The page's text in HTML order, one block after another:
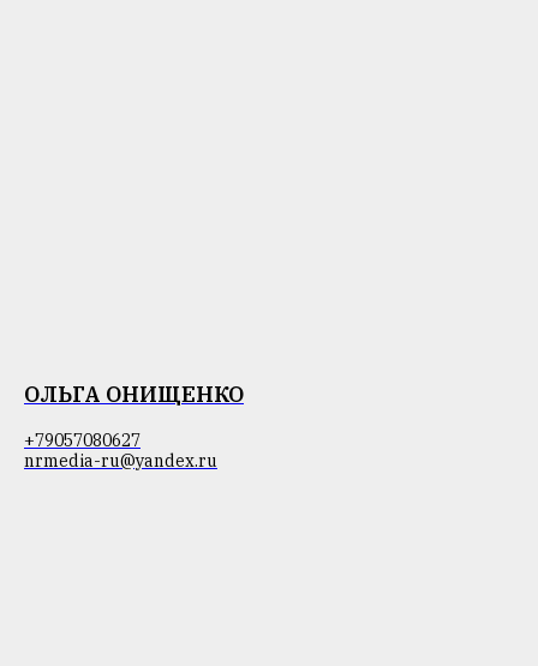
ОЛЬГА ОНИЩЕНКО
+79057080627
nrmedia-ru@yandex.ru